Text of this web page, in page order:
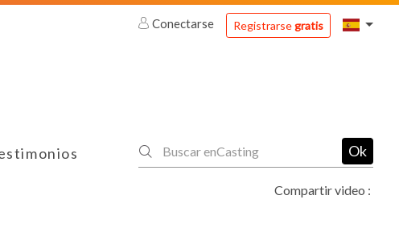
Conectarse Registrarsegratis
Ok
Compartir video :